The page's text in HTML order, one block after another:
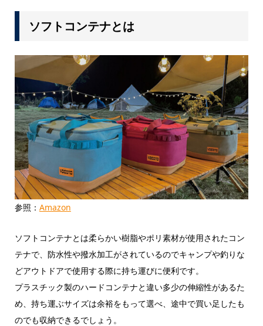
ソフトコンテナとは
参照： Amazon
ソフトコンテナとは柔らかい樹脂やポリ素材が使用されたコン
テナで、防水性や撥水加工がされているのでキャンプや釣りな
どアウトドアで使用する際に持ち運びに便利です。
プラスチック製のハードコンテナと違い多少の伸縮性があるた
め、持ち運ぶサイズは余裕をもって選べ、途中で買い足したも
のでも収納できるでしょう。